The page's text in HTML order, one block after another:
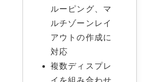
ルーピング、マ
ルチゾーンレイ
アウトの作成に
対応
複数ディスプレ